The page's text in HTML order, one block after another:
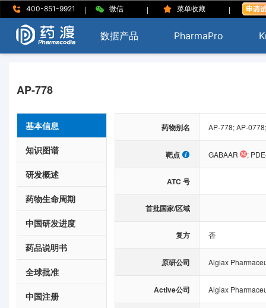
400-851-9921 | 微信 | 菜单收藏 |
数据产品 PharmaPro
AP-778
基本信息
知识图谱
研发概述
药物生命周期
中国研发进度
药品说明书
全球批准
中国注册
药物别名 AP-778; AP-
靶点 GABAAR ;
ATC 号
首批国家/区域
复方 否
原研公司 Algiax
Active公司 Algiax